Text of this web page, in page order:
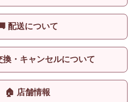
配送について
・キャンセルについて
🏠 店舗情報